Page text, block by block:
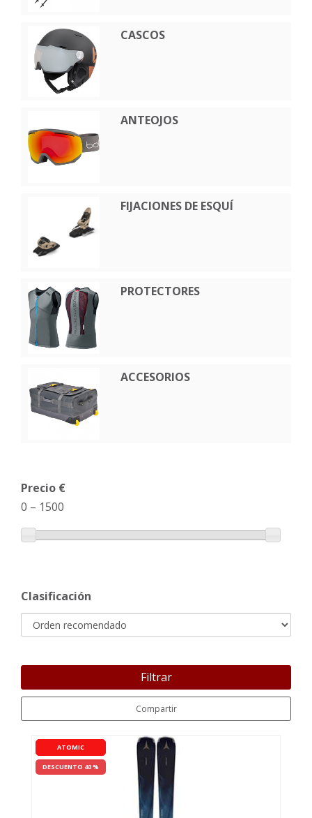
CASCOS
ANTEOJOS
FIJACIONES DE ESQUÍ
PROTECTORES
ACCESORIOS
Precio €
0 – 1500
Clasificación
Filtrar
Compartir
ATOMIC
DESCUENTO 40 %